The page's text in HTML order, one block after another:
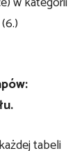
tabeli